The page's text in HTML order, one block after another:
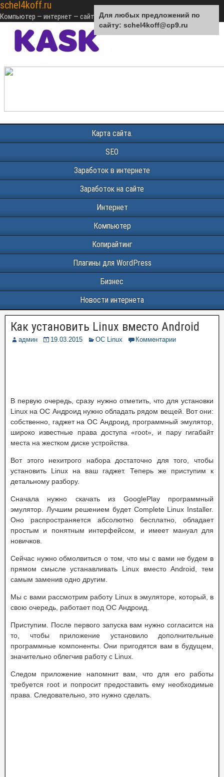
schel4koff.ru
Компьютер — интернет — сайтостроение — SEO — монетизация
Карта сайта.
SEO
Заработок в интернете
Заработок на сайте
Интернет
Компьютер
Копирайтинг
Плагины для WordPress
Бизнес
Новости интернета
Как установить Linux вместо Android
админ 19.03.2015 ОС Linux Комментарии
В первую очередь, сразу нужно отметить, что для установки
Linux на ОС Андроид нужно обладать рядом вещей. Вот они:
собственно, гаджет на ОС Андроид, программный эмулятор,
широко известные права доступа «root», и пару гигабайт
места на жестком диске устройства.
Вот этого нехитрого набора достаточно для того, чтобы
установить Linux на ваш гаджет. Теперь же приступим к
детальному разбору.
Сначала нужно скачать из GooglePlay программный
эмулятор. Лучшим решением будет Complete Linux Installer.
Оно распространяется абсолютно бесплатно, обладает
простым и понятным интерфейсом, и имеет мануал для
новичков.
Сейчас нужно обмолвиться о том, что мы с вами не будем в
прямом смысле устанавливать Linux вместо Android, тем
самым заменив одно другим.
Мы с вами рассмотрим работу Linux в эмуляторе, который, в
свою очередь, работает под ОС Андроид.
Приступим. После первого запуска вам нужно согласится на
то, чтобы приложение установило дополнительные
программные компоненты. Они пригодятся вам в будущем,
значительно облегчив работу с Linux.
Следом приложение напомнит вам, что для его работы
требуется root и попросит предоставить ему необходимые
права. Следовательно, это нужно сделать.
Для любых предложений по
сайту: schel4koff@cp9.ru